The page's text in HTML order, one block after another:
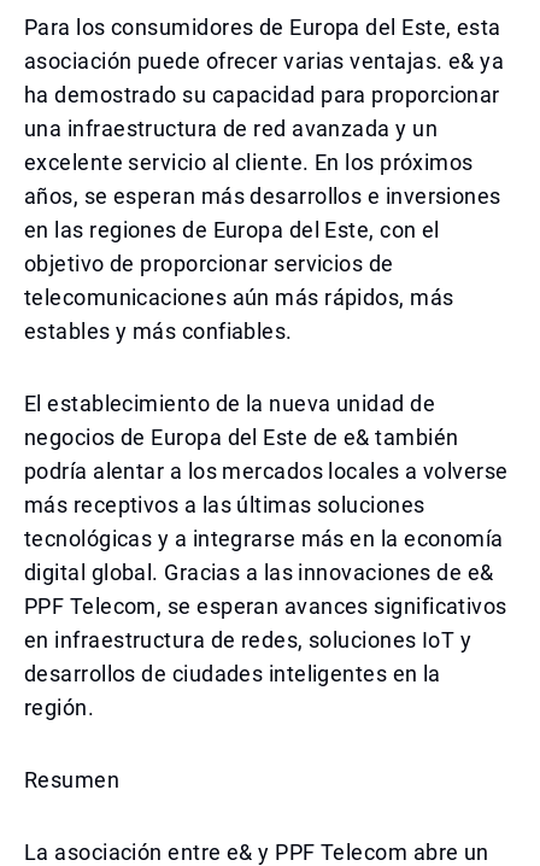
Para los consumidores de Europa del Este, esta
asociación puede ofrecer varias ventajas. e& ya
ha demostrado su capacidad para proporcionar
una infraestructura de red avanzada y un
excelente servicio al cliente. En los próximos
años, se esperan más desarrollos e inversiones
en las regiones de Europa del Este, con el
objetivo de proporcionar servicios de
telecomunicaciones aún más rápidos, más
estables y más confiables.
El establecimiento de la nueva unidad de
negocios de Europa del Este de e& también
podría alentar a los mercados locales a volverse
más receptivos a las últimas soluciones
tecnológicas y a integrarse más en la economía
digital global. Gracias a las innovaciones de e&
PPF Telecom, se esperan avances significativos
en infraestructura de redes, soluciones IoT y
desarrollos de ciudades inteligentes en la
región.
Resumen
La asociación entre e& y PPF Telecom abre un